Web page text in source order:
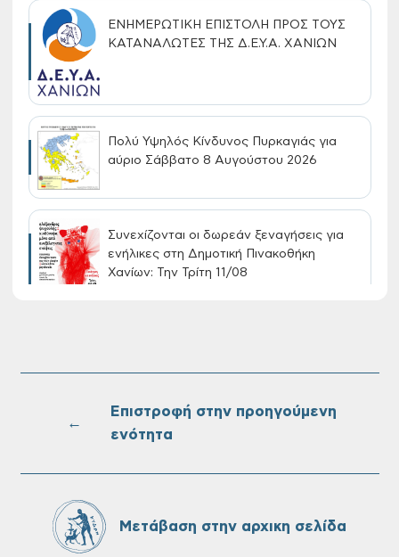
ΕΝΗΜΕΡΩΤΙΚΗ ΕΠΙΣΤΟΛΗ ΠΡΟΣ ΤΟΥΣ
ΚΑΤΑΝΑΛΩΤΕΣ ΤΗΣ Δ.Ε.Υ.Α. ΧΑΝΙΩΝ
Πολύ Υψηλός Κίνδυνος Πυρκαγιάς για
αύριο Σάββατο 8 Αυγούστου 2026
Συνεχίζονται οι δωρεάν ξεναγήσεις για
ενήλικες στη Δημοτική Πινακοθήκη
Χανίων: Την Τρίτη 11/08
Τακτική συνεδρίαση Δημοτικής Επιτροπής
←
Επιστροφή στην προηγούμενη
ενότητα
Μετάβαση στην αρχικη σελίδα